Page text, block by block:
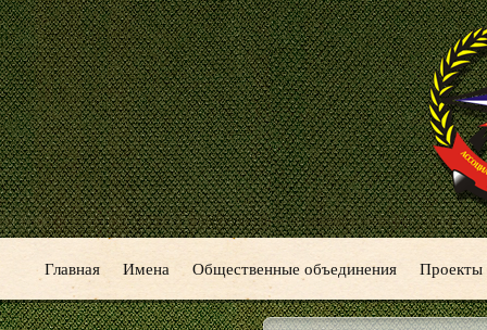
Главная Имена Общественные объединения Проекты